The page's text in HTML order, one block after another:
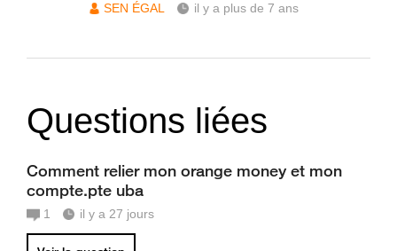
SEN ÉGAL il y a plus de 7 ans
Questions liées
Comment relier mon orange money et mon
compte.pte uba
1 il y a 27 jours